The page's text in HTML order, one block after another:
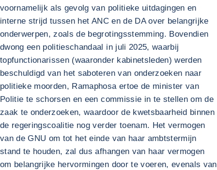
voornamelijk als gevolg van politieke uitdagingen en
interne strijd tussen het ANC en de DA over belangrijke
onderwerpen, zoals de begrotingsstemming. Bovendien
dwong een politieschandaal in juli 2025, waarbij
topfunctionarissen (waaronder kabinetsleden) werden
beschuldigd van het saboteren van onderzoeken naar
politieke moorden, Ramaphosa ertoe de minister van
Politie te schorsen en een commissie in te stellen om de
zaak te onderzoeken, waardoor de kwetsbaarheid binnen
de regeringscoalitie nog verder toenam. Het vermogen
van de GNU om tot het einde van haar ambtstermijn
stand te houden, zal dus afhangen van haar vermogen
om belangrijke hervormingen door te voeren, evenals van